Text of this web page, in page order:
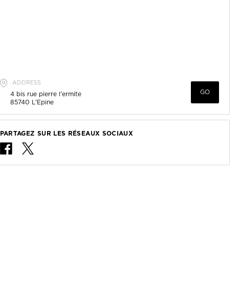
ADDRESS
4 bis rue pierre l'ermite
85740 L'Epine
GO
PARTAGEZ SUR LES RÉSEAUX SOCIAUX